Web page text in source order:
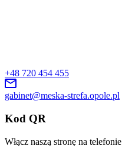
+48 720 454 455
gabinet@meska-strefa.opole.pl
Kod QR
Włącz naszą stronę na telefonie